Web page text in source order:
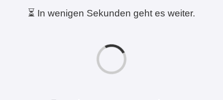
⏳ In wenigen Sekunden geht es weiter.